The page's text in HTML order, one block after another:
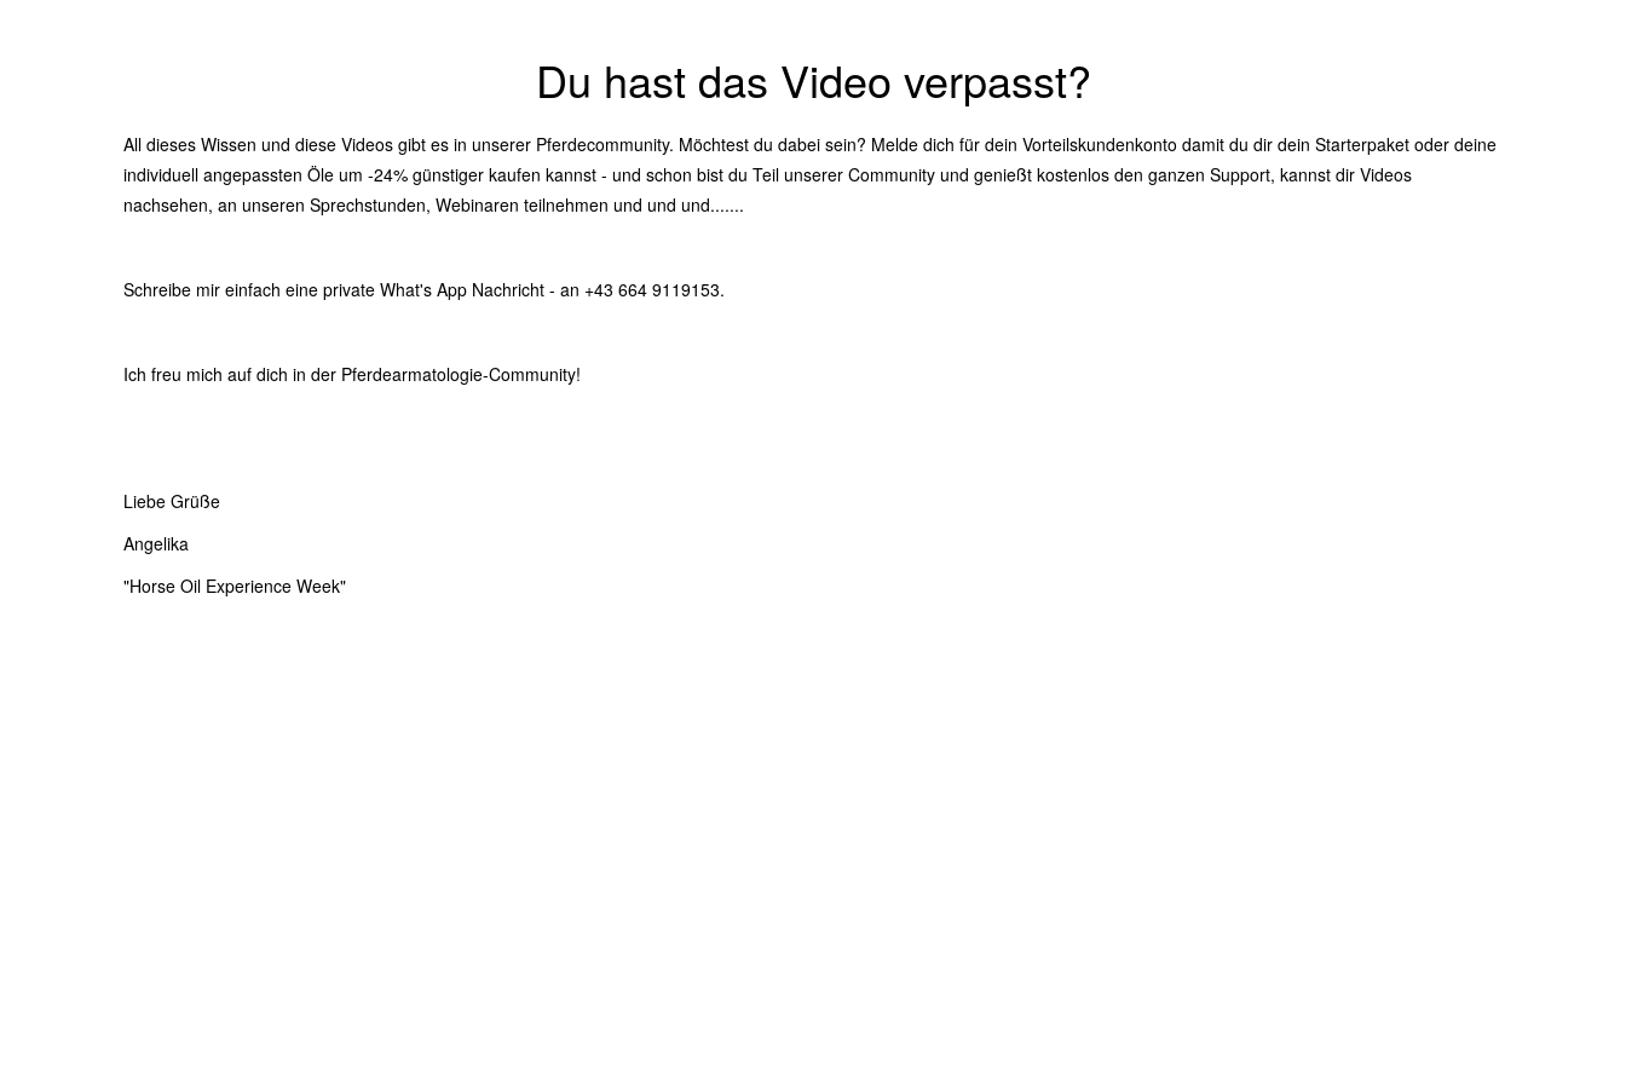
Du hast das Video verpasst?
All dieses Wissen und diese Videos gibt es in unserer Pferdecommunity. Möchtest du dabei sein? Melde dich für dein Vorteilskundenkonto damit du dir dein Starterpaket oder deine
individuell angepassten Öle um -24% günstiger kaufen kannst - und schon bist du Teil unserer Community und genießt kostenlos den ganzen Support, kannst dir Videos
nachsehen, an unseren Sprechstunden, Webinaren teilnehmen und und und.......
Schreibe mir einfach eine private What's App Nachricht - an +43 664 9119153.
Ich freu mich auf dich in der Pferdearmatologie-Community!
Liebe Grüße
Angelika
"Horse Oil Experience Week"